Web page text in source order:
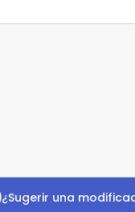
¿Sugerir una